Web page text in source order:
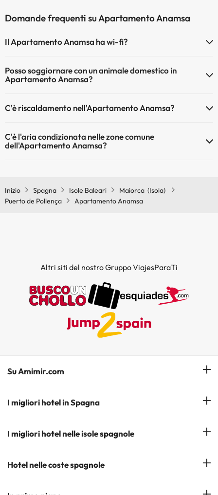
Domande frequenti su Apartamento Anamsa
Il Apartamento Anamsa ha wi-fi?
Posso soggiornare con un animale domestico in
Apartamento Anamsa?
C'è riscaldamento nell'Apartamento Anamsa?
comuni
C'è l'aria condizionata nelle zone comune
dell'Apartamento Anamsa?
Inizio
Spagna Isole Baleari
Maiorca (Isola)
Puerto de Pollença
Apartamento Anamsa
Altri siti del nostro Gruppo ViajesParaTi
Su Amimir.com
Il Nostro Team
Iscrivetevi alla nostra newsletter
I migliori hotel in Spagna
Hotel a Salou
Hotel a Cádiz
I migliori hotel nelle isole spagnole
Hotel a Tenerife
Hotel nelle coste spagnole
Costa del Sol